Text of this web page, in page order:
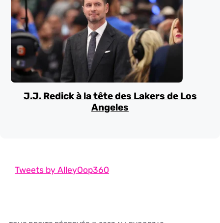
J.J. Redick à la tête des Lakers de Los
Angeles
Tweets by AlleyOop360